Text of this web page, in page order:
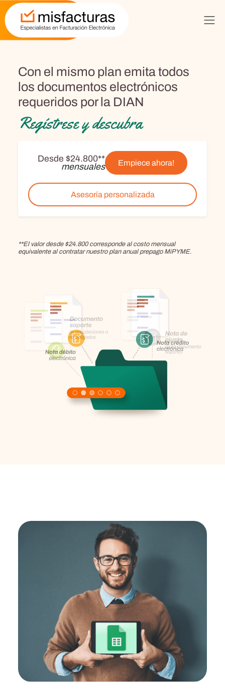
Con el mismo plan emita todos
los documentos electrónicos
requeridos por la DIAN
Regístrese y descubra
Desde $24.800**
mensuales
Empiece ahora!
Asesoría personalizada
**El valor desde $24.800 corresponde al costo mensual
equivalente al contratar nuestro plan anual prepago MiPYME.